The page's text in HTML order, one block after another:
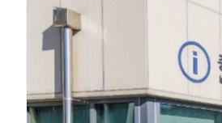
전기충전소